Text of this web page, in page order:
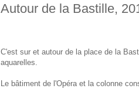
Autour de la Bastille,
C'est sur et autour de la place de la
aquarelles.
Le bâtiment de l'Opéra et la colonne